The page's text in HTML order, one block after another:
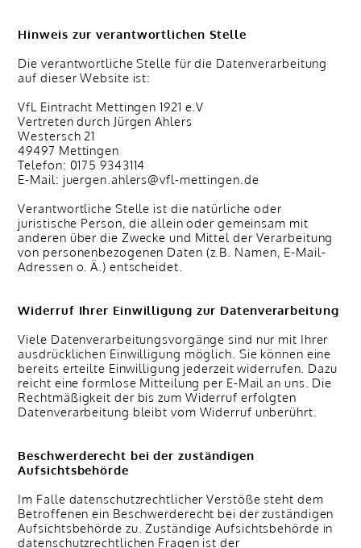
Hinweis zur verantwortlichen Stelle
Die verantwortliche Stelle für die Datenverarbeitung
auf dieser Website ist:
VfL Eintracht Mettingen 1921 e.V
Vertreten durch Jürgen Ahlers
Westersch 21
49497 Mettingen
Telefon: 0175 9343114
E-Mail: juergen.ahlers@vfl-mettingen.de
Verantwortliche Stelle ist die natürliche oder
juristische Person, die allein oder gemeinsam mit
anderen über die Zwecke und Mittel der Verarbeitung
von personenbezogenen Daten (z.B. Namen, E-Mail-
Adressen o. Ä.) entscheidet.
Widerruf Ihrer Einwilligung zur Datenverarbeitung
Viele Datenverarbeitungsvorgänge sind nur mit Ihrer
ausdrücklichen Einwilligung möglich. Sie können eine
bereits erteilte Einwilligung jederzeit widerrufen. Dazu
reicht eine formlose Mitteilung per E-Mail an uns. Die
Rechtmäßigkeit der bis zum Widerruf erfolgten
Datenverarbeitung bleibt vom Widerruf unberührt.
Beschwerderecht bei der zuständigen
Aufsichtsbehörde
Im Falle datenschutzrechtlicher Verstöße steht dem
Betroffenen ein Beschwerderecht bei der zuständigen
Aufsichtsbehörde zu. Zuständige Aufsichtsbehörde in
datenschutzrechtlichen Fragen ist der